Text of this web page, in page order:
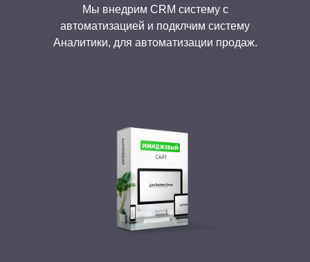
Мы внедрим CRM систему с
автоматизацией и подклчим систему
Аналитики, для автоматизации продаж.